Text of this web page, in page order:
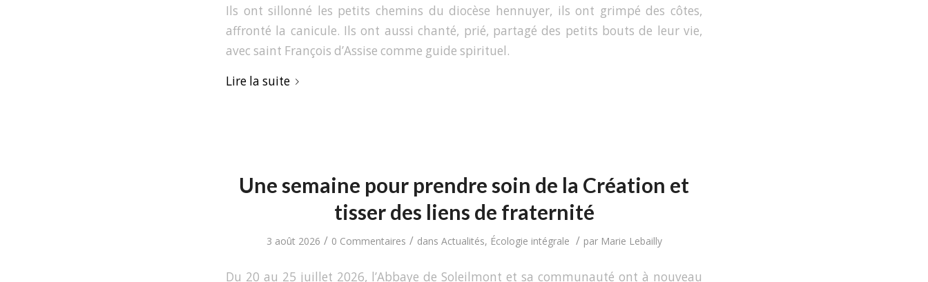
Ils ont sillonné les petits chemins du diocèse hennuyer, ils ont grimpé des côtes,
affronté la canicule. Ils ont aussi chanté, prié, partagé des petits bouts de leur vie,
avec saint François d’Assise comme guide spirituel.
Lire la suite
Une semaine pour prendre soin de la Création et
tisser des liens de fraternité
3 août 2026 / 0 Commentaires / dans Actualités, Écologie intégrale / par Marie Lebailly
Du 20 au 25 juillet 2026, l’Abbaye de Soleilmont et sa communauté ont à nouveau